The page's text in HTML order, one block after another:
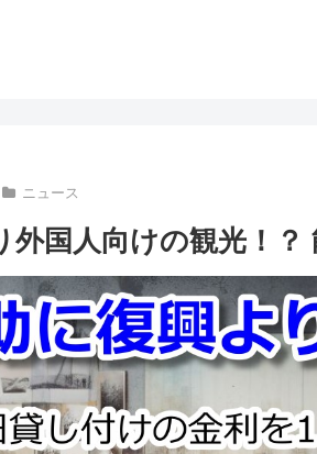
ニュース
外国人向けの観光！？